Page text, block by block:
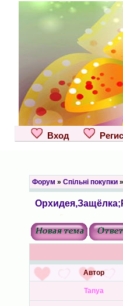
Вход
Форум » Спільні покупки»
Автор
Tanya